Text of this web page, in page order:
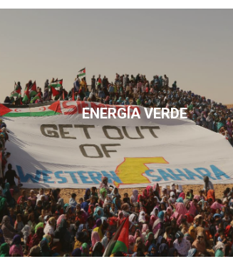
ENERGÍA VERDE